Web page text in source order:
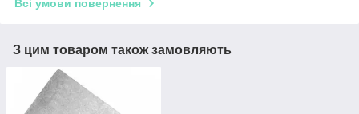
Всі умови повернення
З цим товаром також замовляють